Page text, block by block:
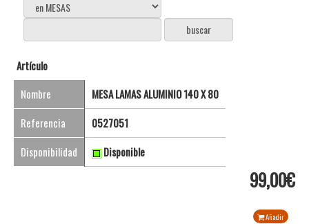
Artículo
Nombre
MESA LAMAS ALUMINIO 140 X 80
Referencia
0527051
Disponibilidad
Disponible
99,00€
Añadir